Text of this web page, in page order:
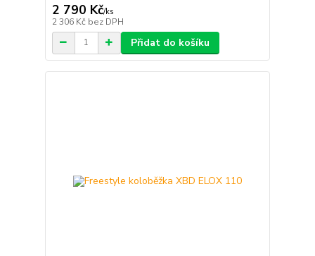
2 790 Kč/ks
2 306 Kč bez DPH
Přidat do košíku